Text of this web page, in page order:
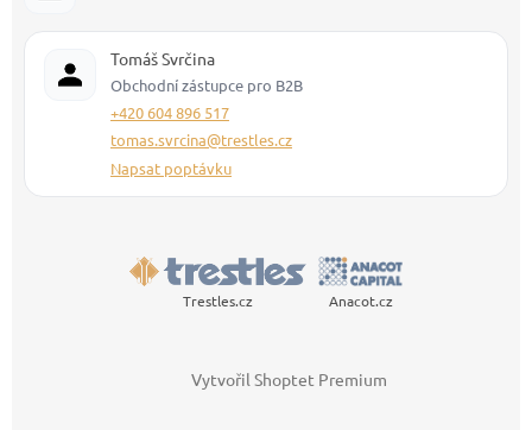
Tomáš Svrčina
Obchodní zástupce pro B2B
+420 604 896 517
tomas.svrcina@trestles.cz
Napsat poptávku
Trestles.cz Anacot.cz
Vytvořil Shoptet Premium